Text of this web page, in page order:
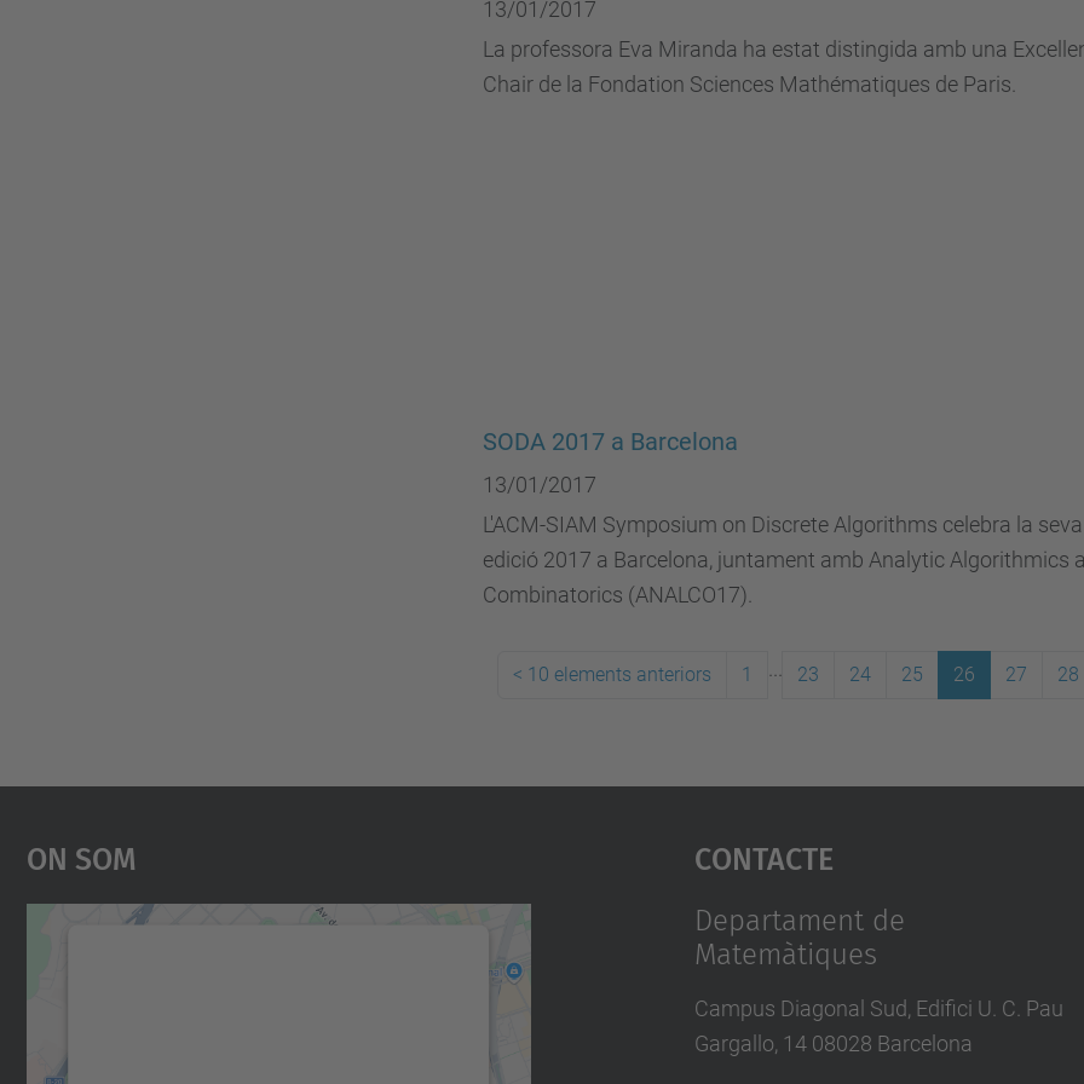
13/01/2017
La professora Eva Miranda ha estat distingida amb una
Chair de la Fondation Sciences Mathématiques de Paris.
SODA 2017 a Barcelona
13/01/2017
L'ACM-SIAM Symposium on Discrete Algorithms celebra la seva
edició 2017 a Barcelona, juntament amb Analytic Algorithmics
Combinatorics (ANALCO17).
< 10 elements anteriors 1 23 24 25 26 27 28
On Som Contacte
Departament de
Matemàtiques
Campus Diagonal Sud, Edifici U. C. Pau
Gargallo, 14 08028 Barcelona